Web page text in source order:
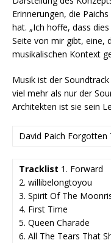
Erinnerungen, die
hat. „Ich hoffe, dass
Seite von mir gibt, eine,
musikalischen Kontext
Musik ist der
viel mehr als nur der
Architekten ist sie sein
David Paich Forgotten
Tracklist 1. Forward
2. willibelongtoyou
3. Spirit Of The
4. First Time
5. Queen Charade
6. All The Tears That